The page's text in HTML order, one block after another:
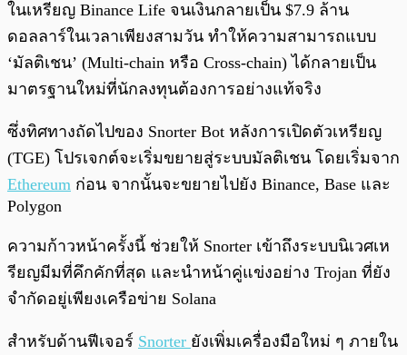
ในเหรียญ Binance Life จนเงินกลายเป็น $7.9 ล้าน
ดอลลาร์ในเวลาเพียงสามวัน ทำให้ความสามารถแบบ
‘มัลติเชน’ (Multi-chain หรือ Cross-chain) ได้กลายเป็น
มาตรฐานใหม่ที่นักลงทุนต้องการอย่างแท้จริง
ซึ่งทิศทางถัดไปของ Snorter Bot หลังการเปิดตัวเหรียญ
(TGE) โปรเจกต์จะเริ่มขยายสู่ระบบมัลติเชน โดยเริ่มจาก
Ethereum ก่อน จากนั้นจะขยายไปยัง Binance, Base และ
Polygon
ความก้าวหน้าครั้งนี้ ช่วยให้ Snorter เข้าถึงระบบนิเวศเห
รียญมีมที่คึกคักที่สุด และนำหน้าคู่แข่งอย่าง Trojan ที่ยัง
จำกัดอยู่เพียงเครือข่าย Solana
สำหรับด้านฟีเจอร์ Snorter ยังเพิ่มเครื่องมือใหม่ ๆ ภายใน